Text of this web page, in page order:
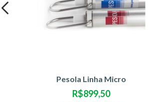
Pesola Linha Micro
R$899,50